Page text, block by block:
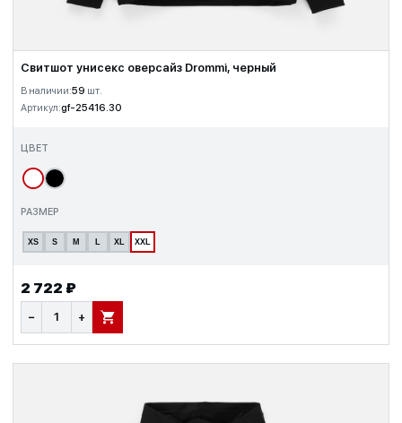
Свитшот унисекс оверсайз Drommi, черный
В наличии:59 шт.
Артикул:gf-25416.30
ЦВЕТ
РАЗМЕР
XS S M XL XXL
2 722 ₽
− + В КОРЗИНУ